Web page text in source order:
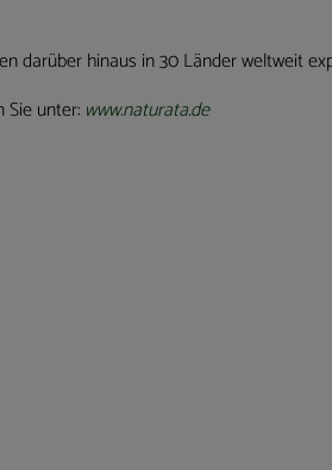
darüber hinaus in 30 Länder weltweit
Sie unter: www.naturata.de